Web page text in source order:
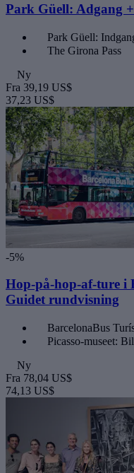
Park Güell: Adgang
Park Güell:
The Girona Pass
Ny
Fra 39,19 US$
37,23 US$
-5%
Hop-på-hop-af-ture i
Guidet rundvisning
BarcelonaBus
Picasso-museet:
Ny
Fra 78,04 US$
74,13 US$